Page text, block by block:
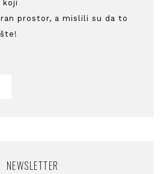
koji
prostor, a mislili su da to
NEWSLETTER